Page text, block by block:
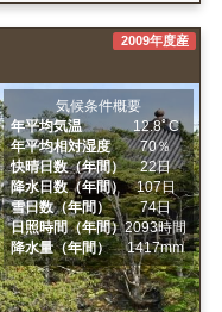
2009年度産
気候条件概要
年平均気温
12.8ﾟC
年平均相対湿度
70％
快晴日数（年間）
22日
降水日数（年間）
107日
雪日数（年間）
74日
日照時間（年間）2093時間
降水量（年間）
1417mm